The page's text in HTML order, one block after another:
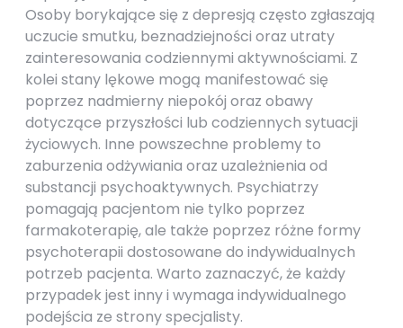
Osoby borykające się z depresją często zgłaszają
uczucie smutku, beznadziejności oraz utraty
zainteresowania codziennymi aktywnościami. Z
kolei stany lękowe mogą manifestować się
poprzez nadmierny niepokój oraz obawy
dotyczące przyszłości lub codziennych sytuacji
życiowych. Inne powszechne problemy to
zaburzenia odżywiania oraz uzależnienia od
substancji psychoaktywnych. Psychiatrzy
pomagają pacjentom nie tylko poprzez
farmakoterapię, ale także poprzez różne formy
psychoterapii dostosowane do indywidualnych
potrzeb pacjenta. Warto zaznaczyć, że każdy
przypadek jest inny i wymaga indywidualnego
podejścia ze strony specjalisty.